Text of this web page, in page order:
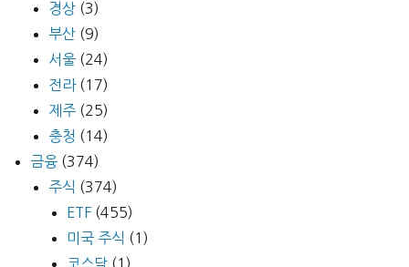
경상 (3)
부산 (9)
서울 (24)
전라(17)
제주 (25)
충청 (14)
금융 (374)
주식 (374)
ETF (455)
미국 주식 (1)
코스닥 (1)